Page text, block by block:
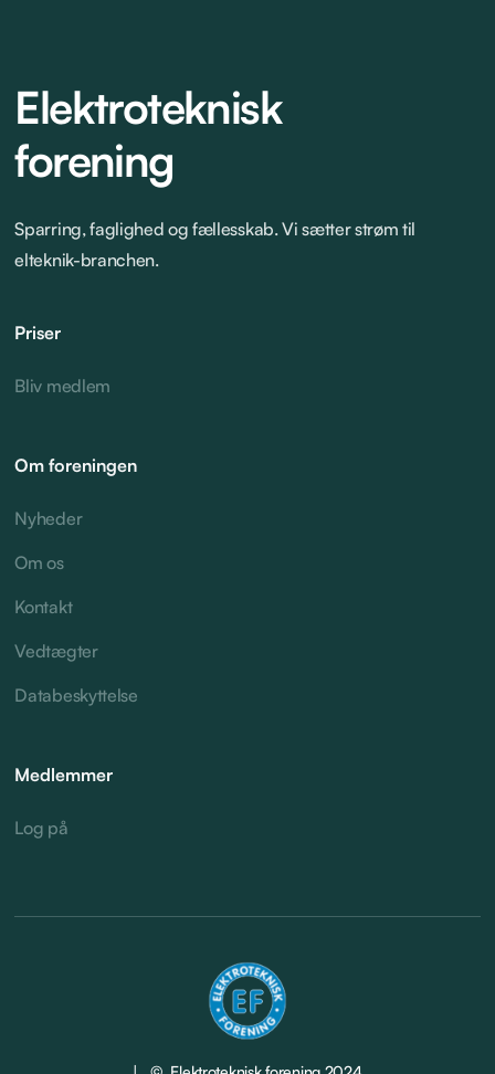
Elektroteknisk
forening
Sparring, faglighed og fællesskab. Vi sætter strøm til
elteknik-branchen.
Priser
Bliv medlem
Om foreningen
Nyheder
Om os
Kontakt
Vedtægter
Databeskyttelse
Medlemmer
Log på